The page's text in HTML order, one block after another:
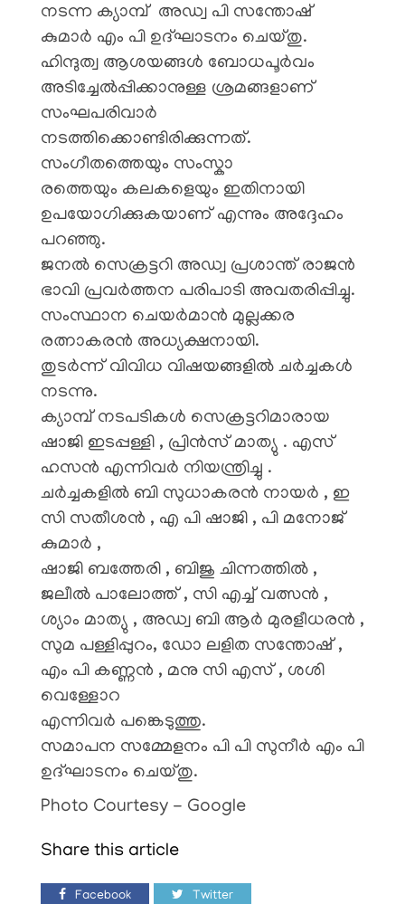
നടന്ന ക്യാമ്പ് അഡ്വ പി സന്തോഷ്
കുമാർ എം പി ഉദ്ഘാടനം ചെയ്തു.
ഹിന്ദുത്വ ആശയങ്ങൾ ബോധപൂർവം
അടിച്ചേൽപ്പിക്കാനുള്ള ശ്രമങ്ങളാണ്
സംഘപരിവാർ
നടത്തിക്കൊണ്ടിരിക്കുന്നത്.
സംഗീതത്തെയും സംസ്കാ
രത്തെയും കലകളെയും ഇതിനായി
ഉപയോഗിക്കുകയാണ് എന്നും അദ്ദേഹം
പറഞ്ഞു.
ജനൽ സെക്രട്ടറി അഡ്വ പ്രശാന്ത് രാജൻ
ഭാവി പ്രവർത്തന പരിപാടി അവതരിപ്പിച്ചു.
സംസ്ഥാന ചെയർമാൻ മുല്ലക്കര
രത്നാകരൻ അധ്യക്ഷനായി.
തുടർന്ന് വിവിധ വിഷയങ്ങളിൽ ചർച്ചകൾ
നടന്നു.
ക്യാമ്പ് നടപടികൾ സെക്രട്ടറിമാരായ
ഷാജി ഇടപ്പള്ളി , പ്രിൻസ് മാത്യു . എസ്
ഹസൻ എന്നിവർ നിയന്ത്രിച്ചു .
ചർച്ചകളിൽ ബി സുധാകരൻ നായർ , ഇ
സി സതീശൻ , എ പി ഷാജി , പി മനോജ്
കുമാർ ,
ഷാജി ബത്തേരി , ബിജു ചിന്നത്തിൽ ,
ജലീൽ പാലോത്ത് , സി എച്ച് വത്സൻ ,
ശ്യാം മാത്യു , അഡ്വ ബി ആർ മുരളീധരൻ ,
സുമ പള്ളിപ്പുറം, ഡോ ലളിത സന്തോഷ് ,
എം പി കണ്ണൻ , മനു സി എസ് , ശശി
വെള്ളോറ
എന്നിവർ പങ്കെടുത്തു.
സമാപന സമ്മേളനം പി പി സുനീർ എം പി
ഉദ്ഘാടനം ചെയ്തു.
Photo Courtesy - Google
Share this article
Facebook Twitter